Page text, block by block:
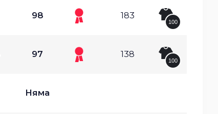
98 183
100
97 138
100
Няма